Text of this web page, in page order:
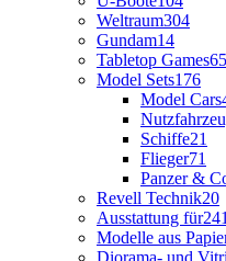
Weltraum304
Gundam14
Tabletop Games65
Model Sets176
Model Cars
Schiffe21
Flieger71
Panzer &
Revell Technik20
Ausstattung für
Modelle aus
Diorama- und